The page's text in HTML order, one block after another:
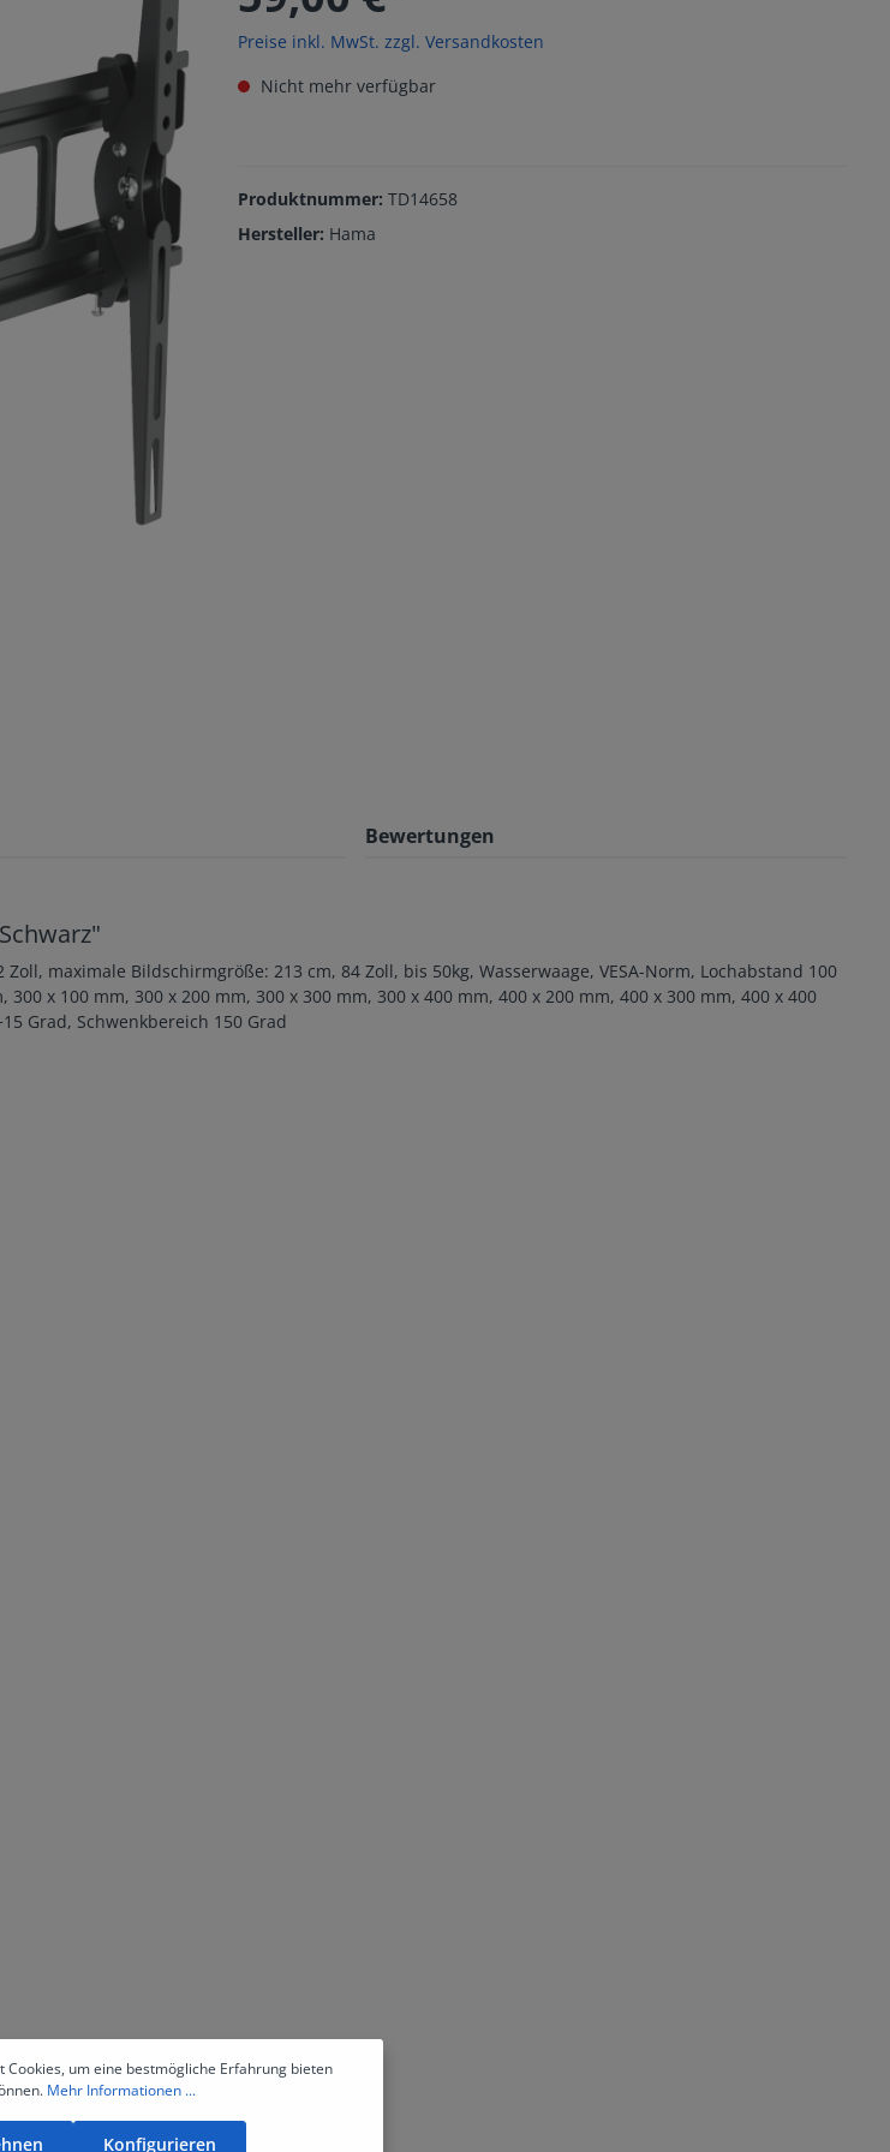
Preise inkl. MwSt. zzgl. Versandkosten
Nicht mehr verfügbar
Produktnummer:TD14658
Hersteller: Hama
Bewertungen
maximale Bildschirmgröße: 213 cm, 84 Zoll, bis 50kg, Wasserwaage, VESA-Norm, Lochabstand 100
x 100 mm, 300 x 200 mm, 300 x 300 mm, 300 x 400 mm, 400 x 200 mm, 400 x 300 mm, 400 x 400
Grad, Schwenkbereich 150 Grad
Cookies, um eine bestmögliche Erfahrung bieten
Mehr Informationen ...
Konfigurieren